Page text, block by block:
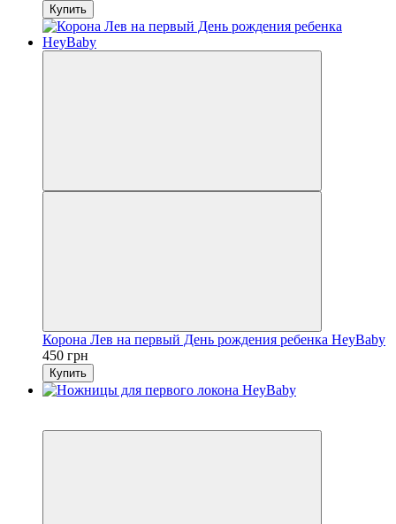
Купить
Корона Лев на первый День рождения ребенка HeyBaby
450 грн
Купить